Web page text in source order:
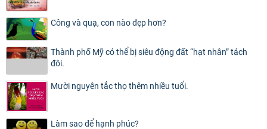
Công và quạ, con nào đẹp hơn?
Thành phố Mỹ có thể bị siêu động đất “hạt nhân” tách
đôi.
Mười nguyên tắc thọ thêm nhiều tuổi.
Làm sao để hạnh phúc?